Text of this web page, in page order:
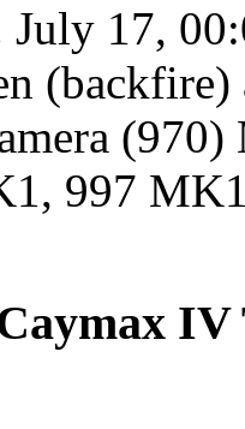
July 17,
997
IV